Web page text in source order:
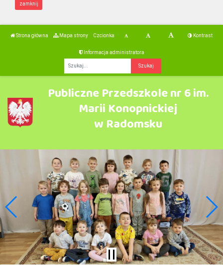
zamknij
Strona główna Mapa strony Czcionka Kontrast
Informacja administratora
Publiczne Przedszkole nr 6 im.
Marii Konopnickiej
w Radomsku